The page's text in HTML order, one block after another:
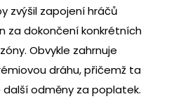
zvýšil zapojení hráčů
za dokončení konkrétních
Obvykle zahrnuje
dráhu, přičemž ta
odměny za poplatek.